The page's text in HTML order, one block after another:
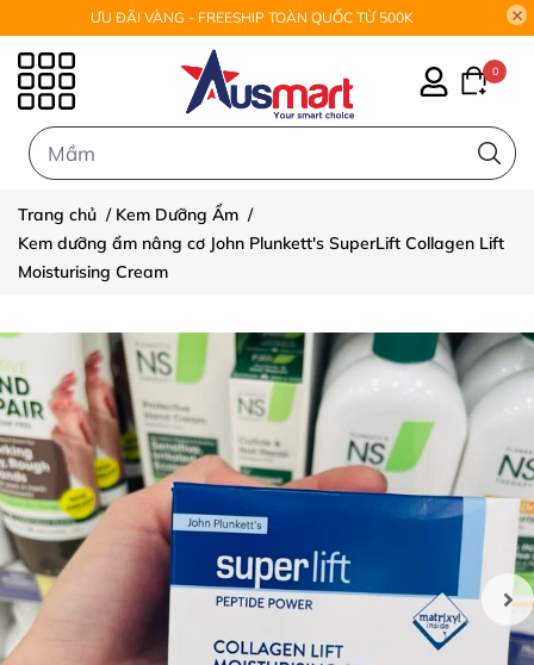
ƯU ĐÃI VÀNG - FREESHIP TOÀN QUỐC TỪ 500K
0
Trang chủ / Kem Dưỡng Ẩm /
Kem dưỡng ẩm nâng cơ John Plunkett's SuperLift Collagen Lift
Moisturising Cream